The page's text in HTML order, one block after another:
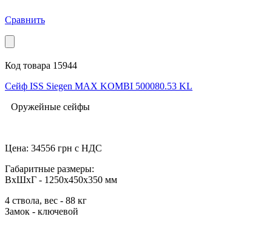
Сравнить
Код товара 15944
Сейф ISS Siegen MAX KOMBI 500080.53 KL
Оружейные сейфы
Цена: 34556 грн с НДС
Габаритные размеры:
ВхШхГ - 1250x450x350 мм
4 ствола, вес - 88 кг
Замок - ключевой